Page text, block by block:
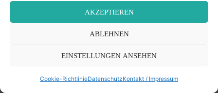
AKZEPTIEREN
ABLEHNEN
EINSTELLUNGEN ANSEHEN
Cookie-RichtlinieDatenschutzKontakt / Impressum
29. April 2023 – 8 Iyyar 5783, 11:27